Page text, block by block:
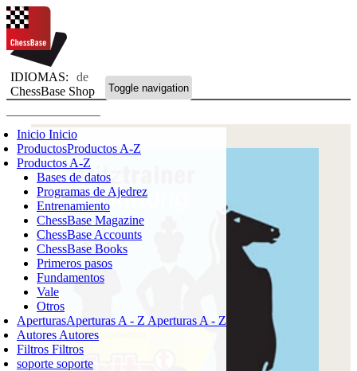
IDIOMAS:
de
ChessBase Shop
Toggle navigation
Inicio Inicio
ProductosProductos A-Z
Productos A-Z
Bases de datos
Programas de Ajedrez
Entrenamiento
ChessBase Magazine
ChessBase Accounts
ChessBase Books
Primeros pasos
Fundamentos
Vale
Otros
AperturasAperturas A - Z Aperturas A - Z
Autores Autores
Filtros Filtros
soporte soporte